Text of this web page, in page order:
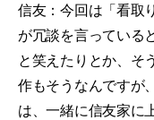
信友：今回は「看取
が冗談を言っている
と笑えたりとか、そ
作もそうなんですが
は、一緒に信友家に